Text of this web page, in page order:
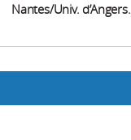
Nantes/Univ. d’Angers.